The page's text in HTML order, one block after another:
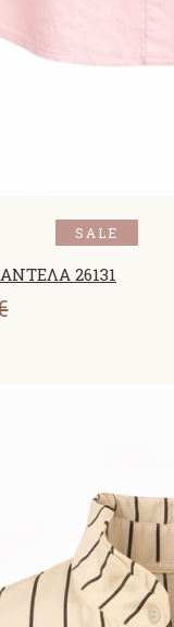
SALE
26131